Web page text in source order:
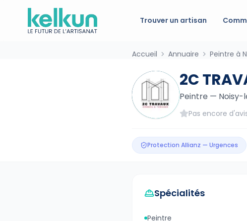
Trouver un artisan
Accueil Annuaire Peintre à
2C
Peintre — Noisy-
Pas encore
Protection Allianz — Urgences
Spécialités
Peintre